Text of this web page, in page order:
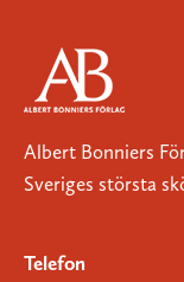
Albert Bonniers
Sveriges största
Telefon